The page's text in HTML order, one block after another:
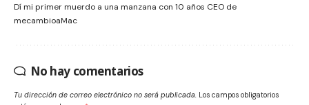
Dí mi primer muerdo a una manzana con 10 años CEO de
mecambioaMac
No hay comentarios
Tu dirección de correo electrónico no será publicada. Los campos obligatorios